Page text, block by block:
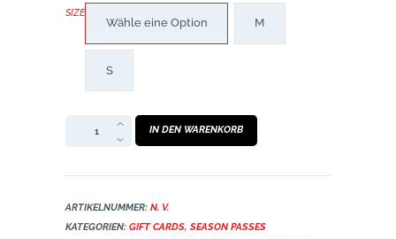
SIZE
Wähle eine Option M
S
IN DEN WARENKORB
ARTIKELNUMMER: N. V.
KATEGORIEN: GIFT CARDS, SEASON PASSES